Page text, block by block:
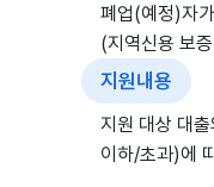
폐업(예정)자
(지역신용 보
지원내용
지원 대상 대
이하/초과)에